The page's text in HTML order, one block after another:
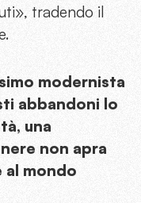
tradendo il
modernista
abbandoni lo
una
non apra
al mondo